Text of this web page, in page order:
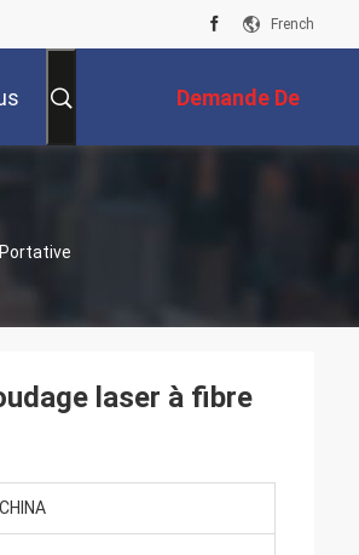
French
Demande De
Soumission
laser à fibre